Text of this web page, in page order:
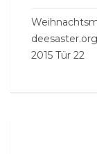
deesaster.org
2015 Tür 22